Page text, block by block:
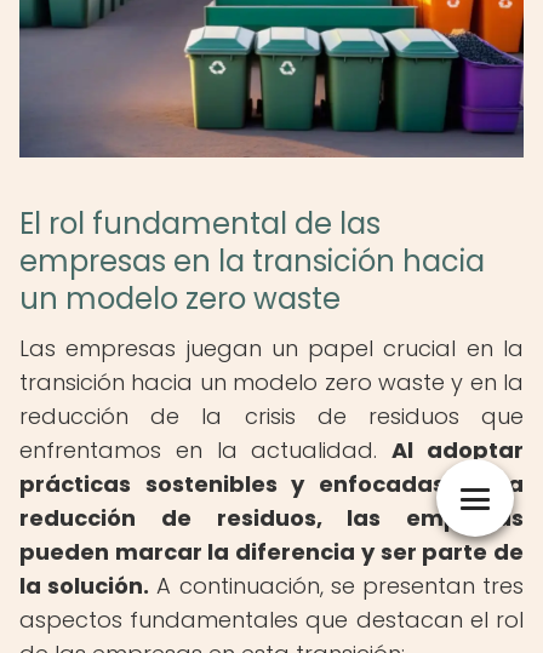
El rol fundamental de las
empresas en la transición hacia
un modelo zero waste
Las empresas juegan un papel crucial en la
transición hacia un modelo zero waste y en la
reducción de la crisis de residuos que
enfrentamos en la actualidad.Al adoptar
prácticas sostenibles y enfocadas en la
reducción de residuos, las empresas
pueden marcar la diferencia y ser parte de
la solución. A continuación, se presentan tres
aspectos fundamentales que destacan el rol